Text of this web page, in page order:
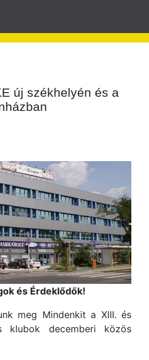
új székhelyén és a
és Érdeklődők!
meg Mindenkit a XIII. és
klubok decemberi közös